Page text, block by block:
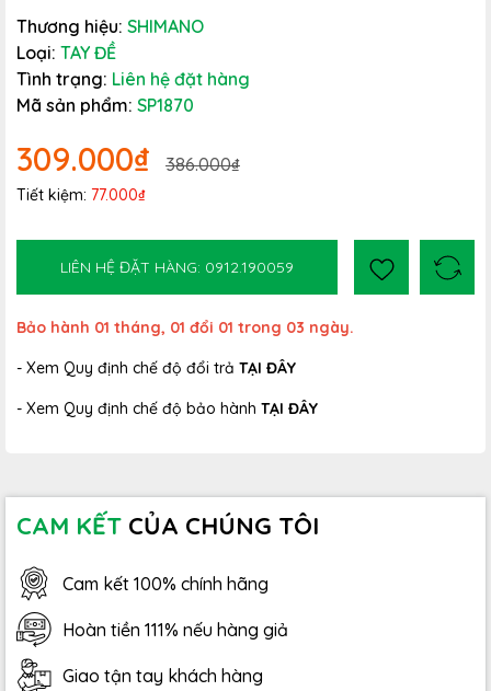
Thương hiệu: SHIMANO
Loại: TAY ĐỀ
Tình trạng: Liên hệ đặt hàng
Mã sản phẩm: SP1870
309.000₫ 386.000₫
Tiết kiệm: 77.000₫
LIÊN HỆ ĐẶT HÀNG: 0912.190059
Bảo hành 01 tháng, 01 đổi 01 trong 03 ngày.
- Xem Quy định chế độ đổi trả TẠI ĐÂY
- Xem Quy định chế độ bảo hành TẠI ĐÂY
CAM KẾT CỦA CHÚNG TÔI
Cam kết 100% chính hãng
Hoàn tiền 111% nếu hàng giả
Giao tận tay khách hàng